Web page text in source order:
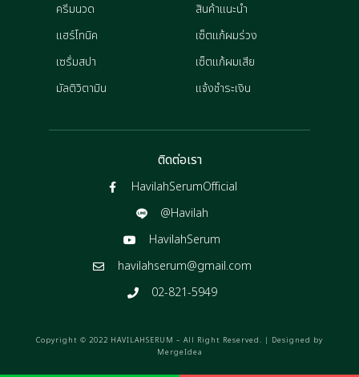
ครีมนวด
แฮร์โทนิค
เซรั่มสปา
มัลติวิตามิน
สินค้าแนะนำ
เซ็ตแก้ผมร่วง
เซ็ตแก้ผมเสีย
แจ้งชำระเงิน
ติดต่อเรา
HavilahSerumOfficial
@Havilah
HavilahSerum
havilahserum@gmail.com
02-821-5949
Copyright © 2022 HAVILAHSERUM – All Right Reserved. | Designed by
MergeIdea